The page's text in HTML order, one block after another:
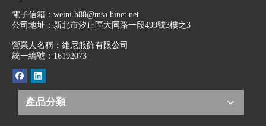
電子信箱： weini.h88@msa.hinet.net
公司地址： 新北市汐止區大同路一段499號3樓之3
營業人名稱：維尼服飾有限公司
統一編號：16192073
產品分類